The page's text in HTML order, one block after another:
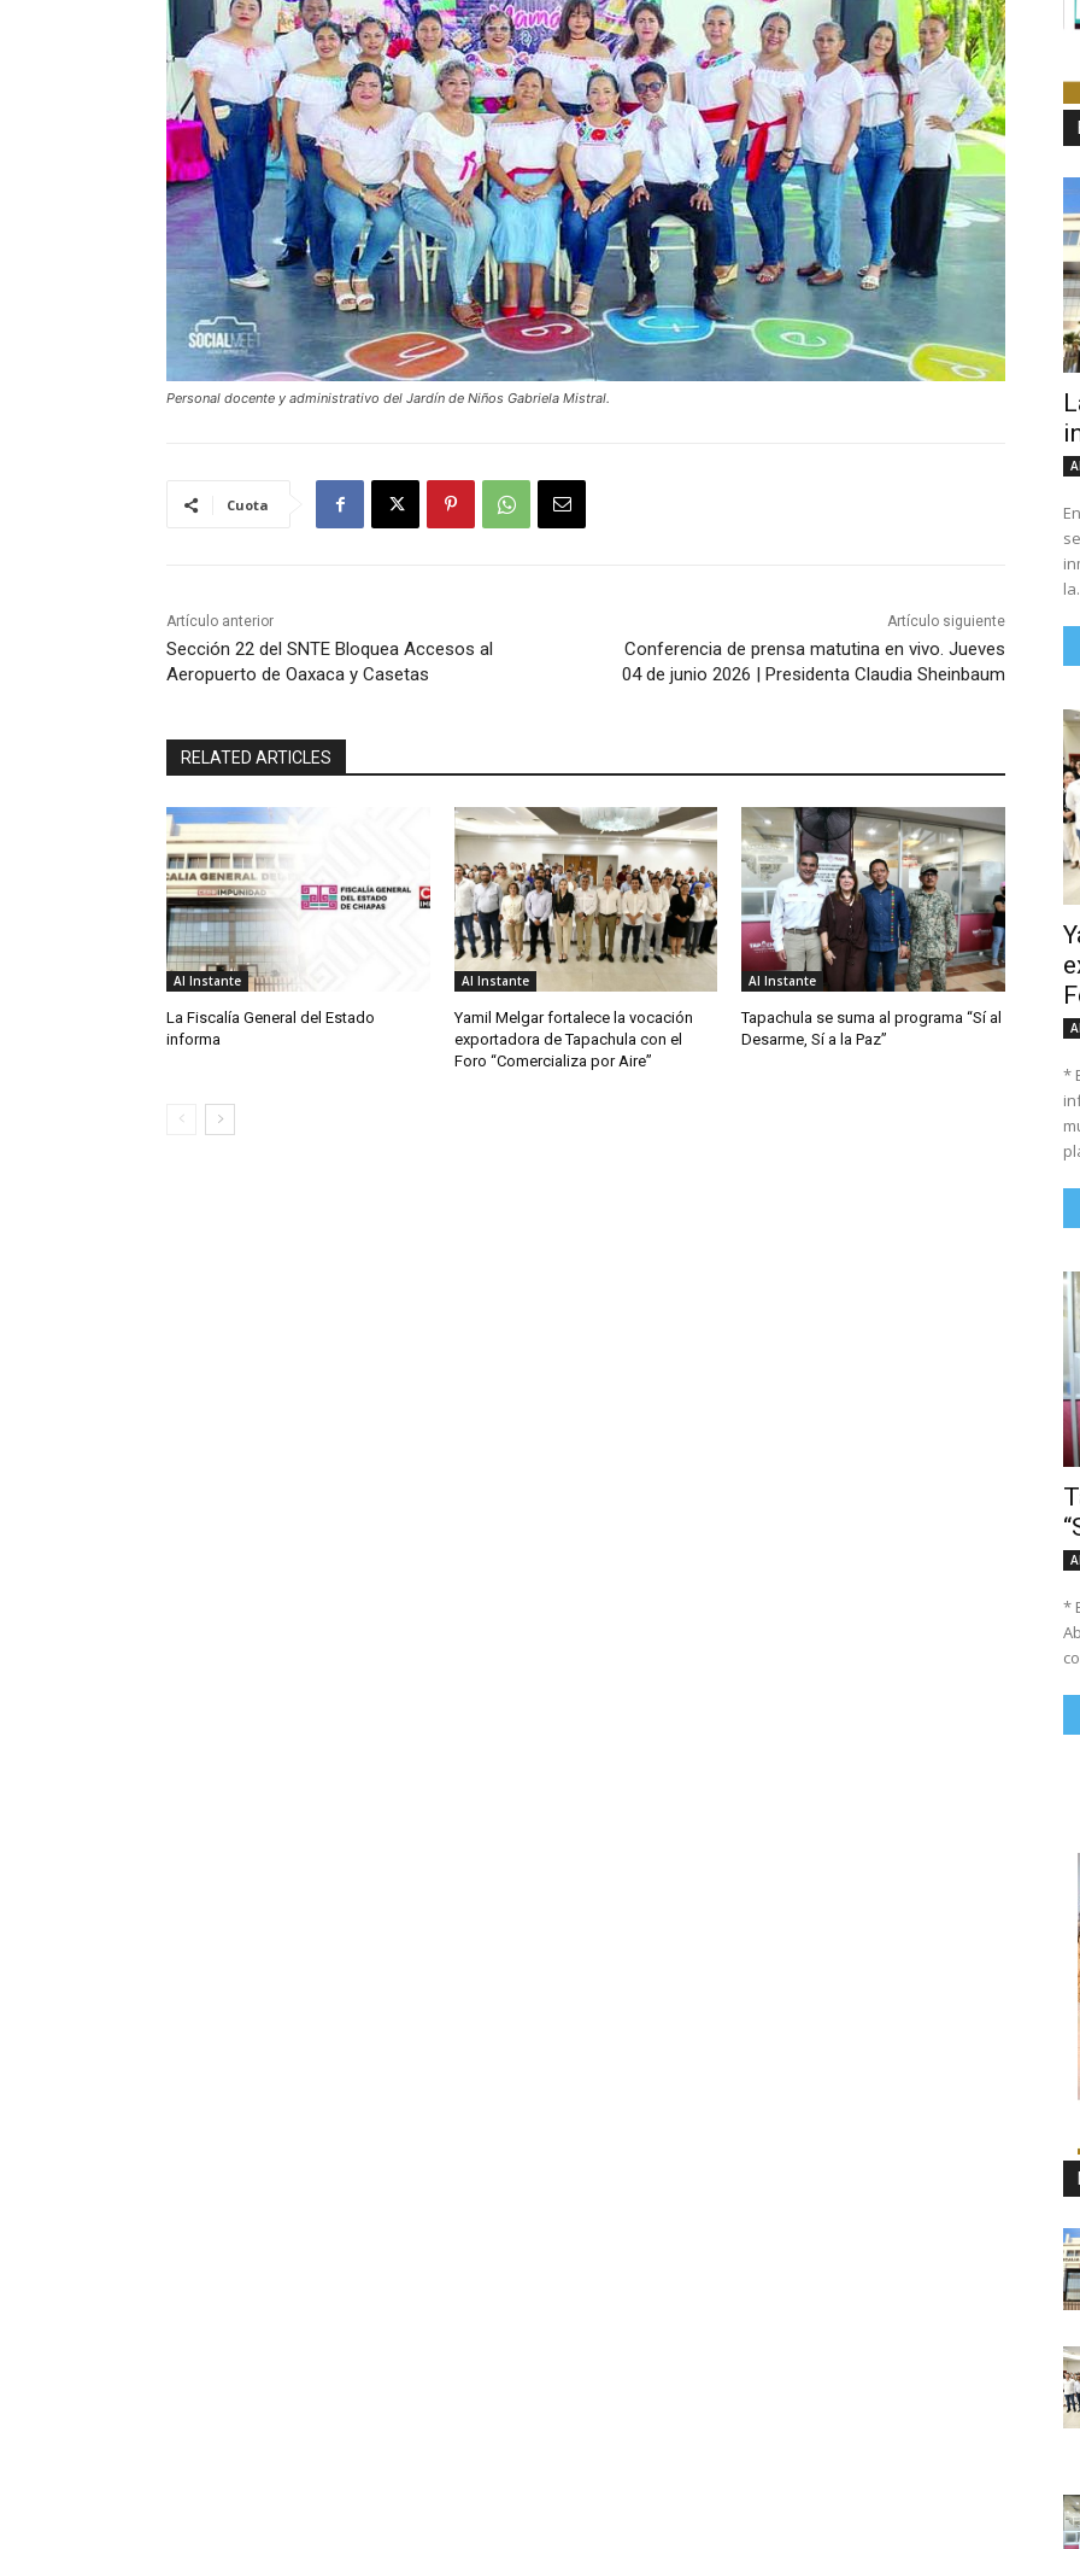
Personal docente y administrativo del Jardín de Niños Gabriela Mistral.
Cuota
Artículo anterior
Sección 22 del SNTE Bloquea Accesos al
Aeropuerto de Oaxaca y Casetas
Artículo siguiente
Conferencia de prensa matutina en vivo. Jueves
04 de junio 2026 | Presidenta Claudia Sheinbaum
RELATED ARTICLES
Al Instante
La Fiscalía General del Estado
informa
Al Instante
Yamil Melgar fortalece la vocación
exportadora de Tapachula con el
Foro “Comercializa por Aire”
Al Instante
Tapachula se suma al programa “Sí al
Desarme, Sí a la Paz”
*
*